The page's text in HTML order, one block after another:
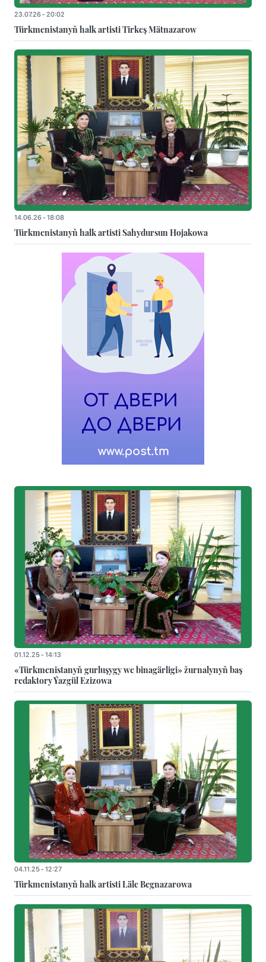
23.07.26 - 20:02
Türkmenistanyň halk artisti Tirkeş Mätnazarow
14.06.26 - 18:08
Türkmenistanyň halk artisti Sahydursun Hojakowa
01.12.25 - 14:13
«Türkmenistanyň gurluşygy we binagärligi» žurnalynyň baş
redaktory Ýazgül Ezizowa
04.11.25 - 12:27
Türkmenistanyň halk artisti Läle Begnazarowa